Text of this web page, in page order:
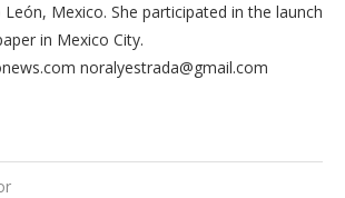
Mexico. She participated in the launch
in Mexico City.
noralyestrada@gmail.com